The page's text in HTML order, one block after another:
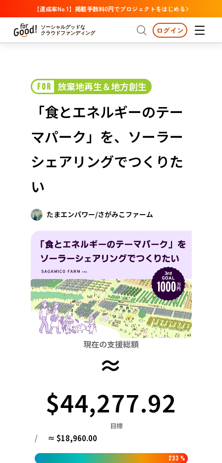
【達成率No.1】掲載手数料0円でプロジェクトをはじめる
ソーシャルグッドな
クラウドファンディング
プロジェクトからさがす 注目
カテゴリーからさがす 国際協力
人権・マイノリティ
近畿
中国
四国
九州・沖縄
注目 新着
支援金額が多い
支援人数が多い
終了日が近い
カテゴリーからさがす
国際協力 医療・福祉
子ども・教育
環境・エシカル
人権・マイノリティ
地域からさがす
北海道 青森 岩手 宮城 秋田
栃木 群馬 埼玉 千葉 東京
富山 石川 長野
三重 滋賀 京都 大阪 兵庫 奈良
島根 岡山 広島 山口
ログイン
FOR 放棄地再生＆地方創生
「食とエネルギーのテー
マパーク」を、ソーラー
シェアリングでつくりた
い
たまエンパワー/さがみこファーム
現在の支援総額
≈
$44,277.92
目標
/ ≈ $18,960.00
233 %